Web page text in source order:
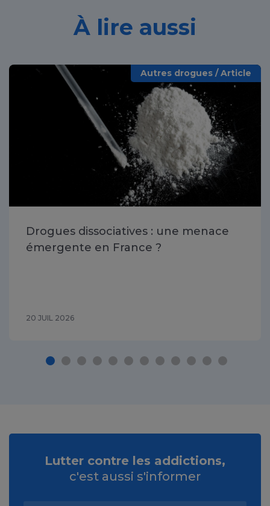
À lire aussi
Autres drogues / Article
Drogues dissociatives : une menace
émergente en France ?
20 JUIL 2026
Lutter contre les addictions,
c'est aussi s'informer